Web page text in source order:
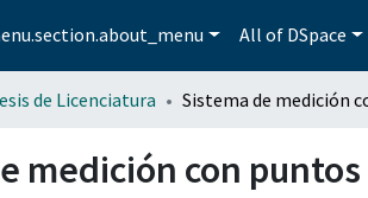
All of DSpace
de Licenciatura
medición con